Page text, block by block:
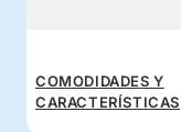
COMODIDADES Y
CARACTERÍSTICAS